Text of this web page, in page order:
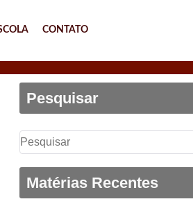
CONTATO
Pesquisar
Pesquisar
por:
Matérias Recentes